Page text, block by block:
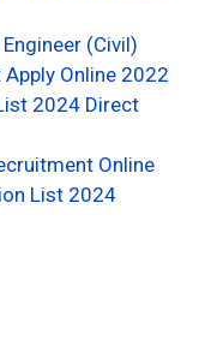
(Civil)
Online 2022
2024 Direct
Online
List 2024